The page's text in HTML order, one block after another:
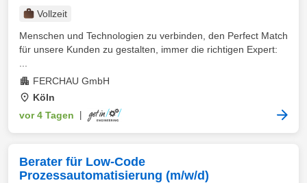
Vollzeit
Menschen und Technologien zu verbinden, den Perfect Match
für unsere Kunden zu gestalten, immer die richtigen Expert:
FERCHAU GmbH
Köln
vor 4 Tagen
Berater für Low-Code
Prozessautomatisierung (m/w/d)